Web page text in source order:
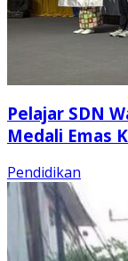
Pelajar SDN
Medali Emas
Pendidikan